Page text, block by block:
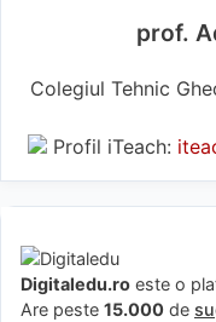
prof.
Colegiul Tehnic
Profil iTeach:
Digitaledu.ro este o
Are peste 15.000 de